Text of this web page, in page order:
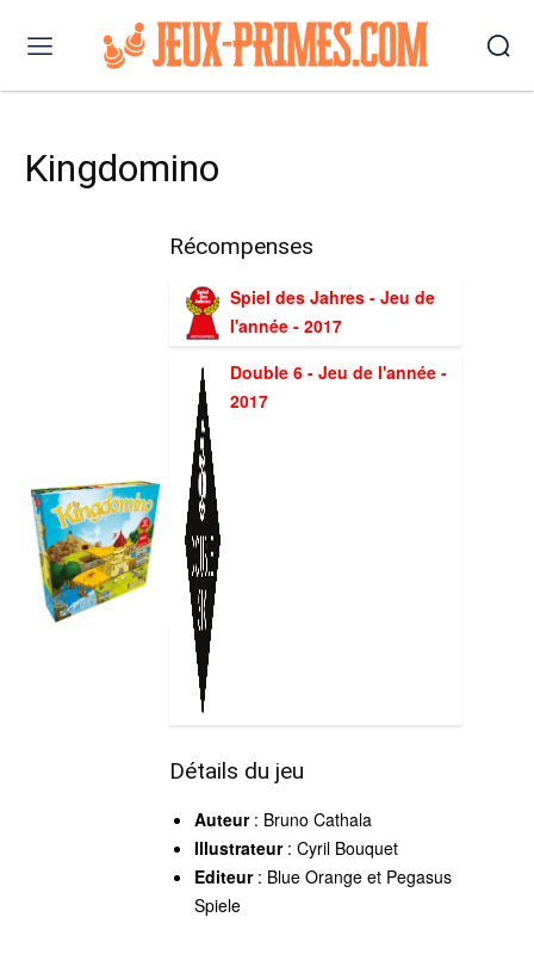
Kingdomino
Récompenses
Spiel des Jahres - Jeu de
l'année - 2017
Double 6 - Jeu de l'année -
2017
Détails du jeu
Auteur: Bruno Cathala
Illustrateur: Cyril Bouquet
Editeur: Blue Orange et Pegasus
Spiele